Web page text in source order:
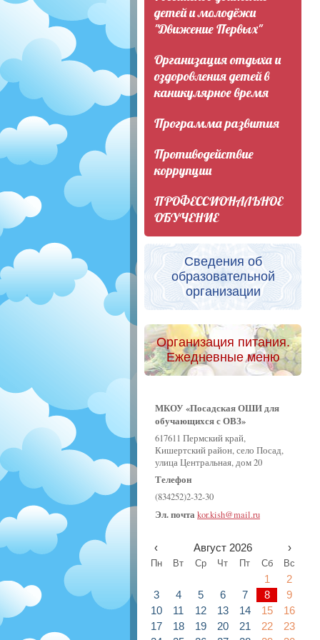
детей и молодёжи
"Движение Первых"
Организация отдыха и
оздоровления детей в
каникулярное время
Программа развития
Противодействие
коррупции
ПРОФЕССИОНАЛЬНОЕ
ОБУЧЕНИЕ
Сведения об
образовательной
организации
Организация питания.
Ежедневные меню
МКОУ «Посадская ОШИ для
обучающихся с ОВЗ»
617611 Пермский край,
Кишертский район, село Посад,
улица Центральная, дом 20
Телефон
(834252)2-32-30
Эл. почта kor.kish@mail.ru
‹ Август 2026 ›
Пн Вт Ср Чт Пт Сб Вс
1
2
3
4 5 6 7 8
9
10
11 12 13 14 15
16
17
18 19 20 21 22
23